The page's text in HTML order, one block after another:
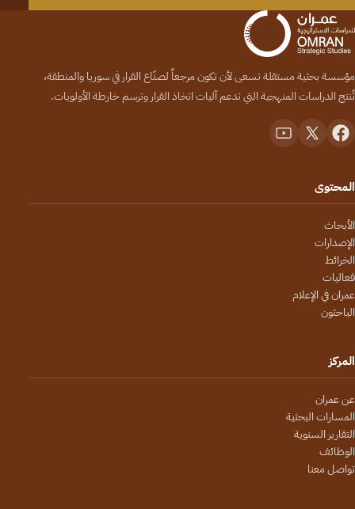
مؤسسة بحثية مستقلة تسعى لأن تكون مرجعاً لصنّاع القرار في سوريا والمنطقة،
تُنتج الدراسات المنهجية التي تدعم آليات اتخاذ القرار وترسم خارطة الأولويات.
المحتوى
الأبحاث
الإصدارات
الخرائط
فعاليات
عمران في الإعلام
الباحثون
المركز
عن عمران
المسارات البحثية
التقارير السنوية
الوظائف
تواصل معنا